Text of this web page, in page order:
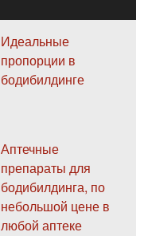
Идеальные
пропорции в
бодибилдинге
Аптечные
препараты для
бодибилдинга, по
небольшой цене в
любой аптеке